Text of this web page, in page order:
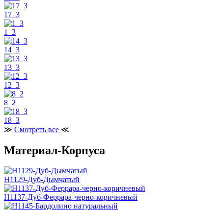
17_3
1_3
14_3
13_3
12_3
8_2
18_3
≫ Смотреть все ≪
Материал-Корпуса
H1129-Дуб-Дымчатый
H1137-Дуб-Феррара-черно-коричневый